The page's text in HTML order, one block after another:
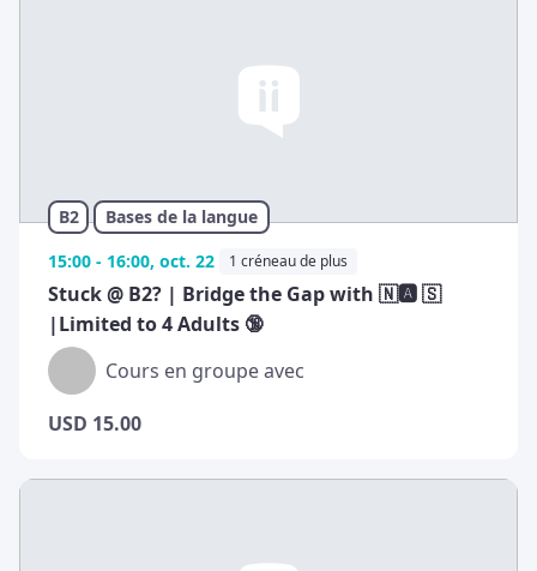
B2
Bases de la langue
15:00 - 16:00, oct. 22
1 créneau de plus
Stuck @ B2? | Bridge the Gap with 🇳🅰️ 🇸
|Limited to 4 Adults 🔞
Cours en groupe avec
USD 15.00